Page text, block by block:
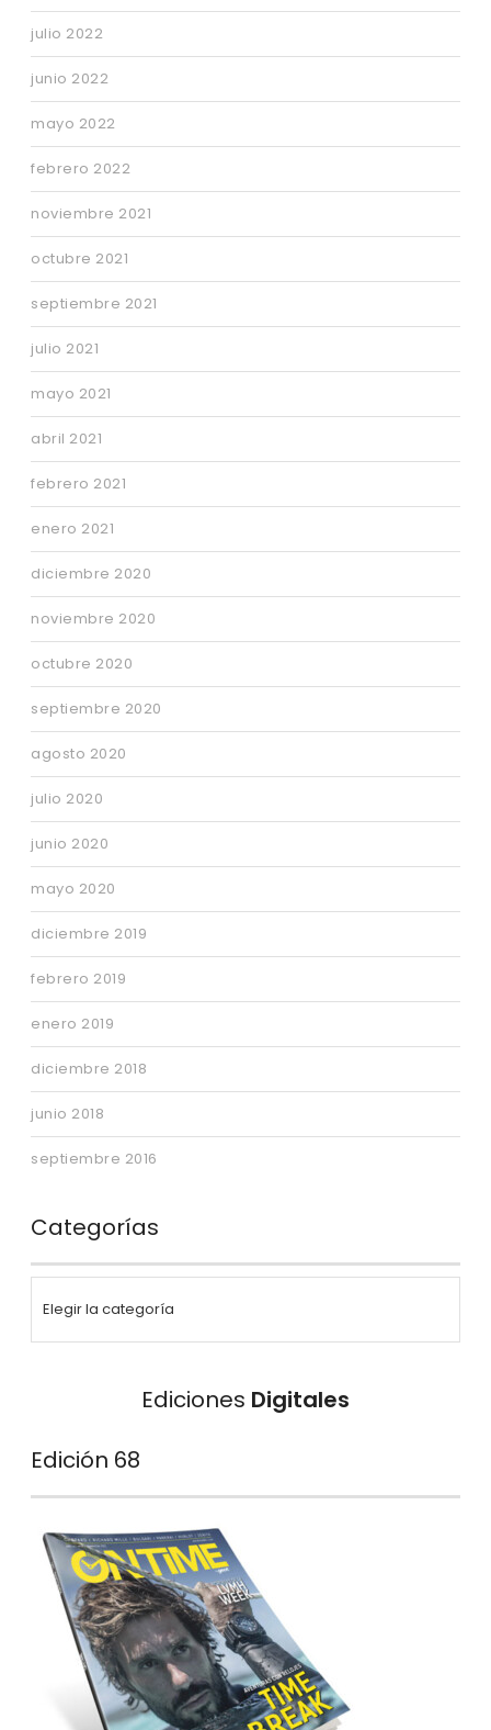
julio 2022
junio 2022
mayo 2022
febrero 2022
noviembre 2021
octubre 2021
septiembre 2021
julio 2021
mayo 2021
abril 2021
febrero 2021
enero 2021
diciembre 2020
noviembre 2020
octubre 2020
septiembre 2020
agosto 2020
julio 2020
junio 2020
mayo 2020
diciembre 2019
febrero 2019
enero 2019
diciembre 2018
junio 2018
septiembre 2016
Categorías
Ediciones Digitales
Edición 68